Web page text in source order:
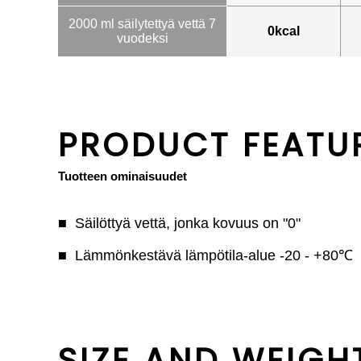
2000 ml säilytettyä vettä 7
vuodeksi
0kcal
PRODUCT
Tuotteen ominaisuudet
Säilöttyä vettä, jonka kovuus on "0"
Lämmönkestävä lämpötila-alue -20 - +80℃